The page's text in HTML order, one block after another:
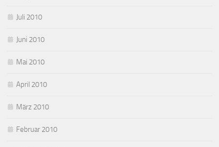
Juli 2010
Juni 2010
Mai 2010
April 2010
März 2010
Februar 2010